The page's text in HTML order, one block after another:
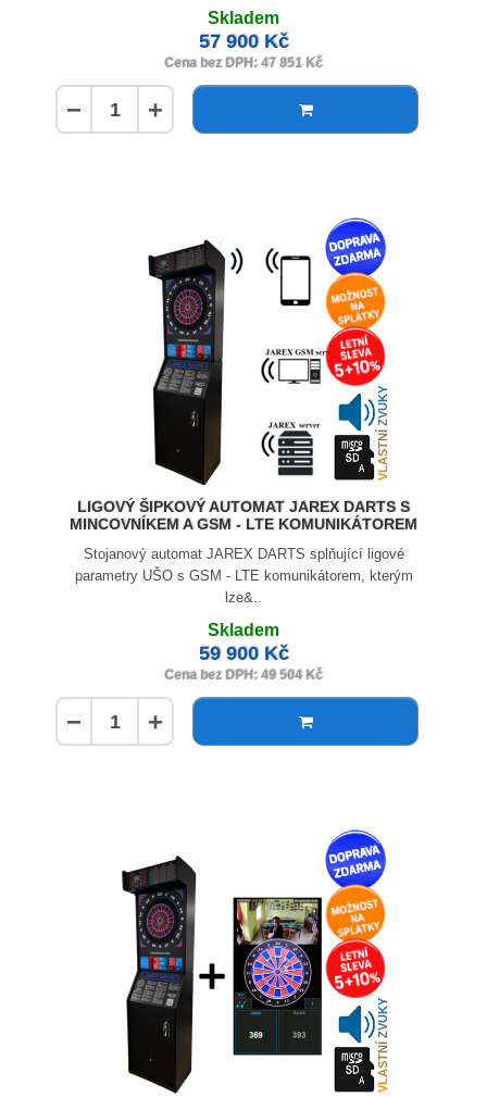
Skladem
57 900 Kč
Cena bez DPH: 47 851 Kč
− +
VLASTNÍ ZVUKY
LIGOVÝ ŠIPKOVÝ AUTOMAT JAREX DARTS S
MINCOVNÍKEM A GSM - LTE KOMUNIKÁTOREM
Stojanový automat JAREX DARTS splňující ligové
parametry UŠO s GSM - LTE komunikátorem, kterým
lze&..
Skladem
59 900 Kč
Cena bez DPH: 49 504 Kč
− +
VLASTNÍ ZVUKY